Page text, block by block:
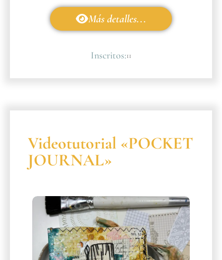
Más detalles...
Inscritos:11
Videotutorial «POCKET
JOURNAL»